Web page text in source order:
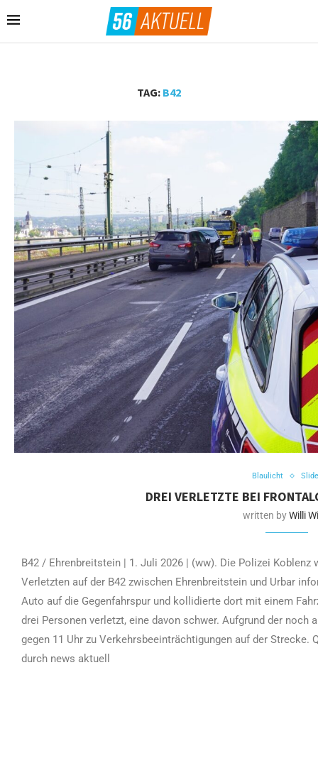
TAG: B42
Blaulicht
DREI VERLETZTE BEI
written byWilli
B42 / Ehrenbreitstein | 1. Juli 2026 | (ww). Die Polizei Koblenz
Verletzten auf der B42 zwischen Ehrenbreitstein und Urbar
Auto auf die Gegenfahrspur und kollidierte dort mit einem
drei Personen verletzt, eine davon schwer. Aufgrund der noch
gegen 11 Uhr zu Verkehrsbeeinträchtigungen auf der
durch news aktuell